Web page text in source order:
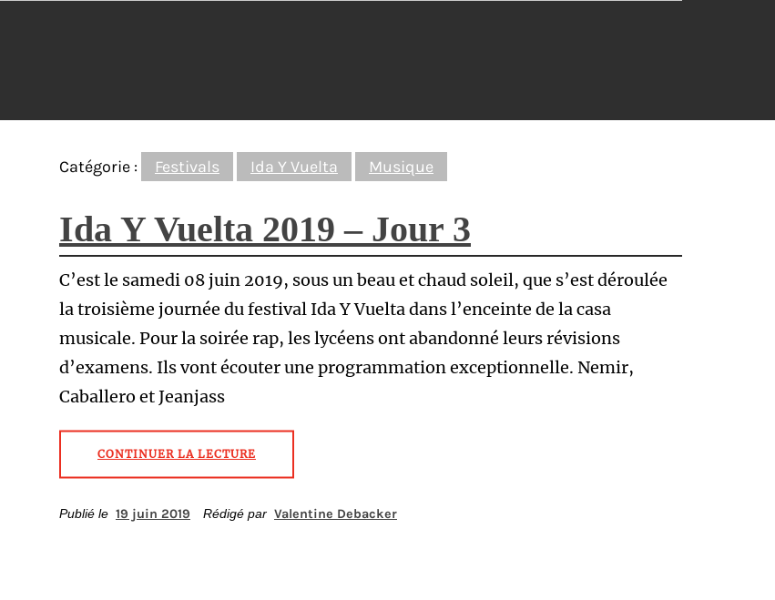
Catégorie : Festivals Ida Y Vuelta Musique
Ida Y Vuelta 2019 – Jour 3
C’est le samedi 08 juin 2019, sous un beau et chaud soleil, que s’est déroulée
la troisième journée du festival Ida Y Vuelta dans l’enceinte de la casa
musicale. Pour la soirée rap, les lycéens ont abandonné leurs révisions
d’examens. Ils vont écouter une programmation exceptionnelle. Nemir,
Caballero et Jeanjass
CONTINUER LA LECTURE
Publié le 19 juin 2019 Rédigé par Valentine Debacker